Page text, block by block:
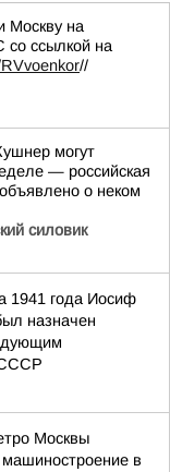
Москву на
ссылкой на
//
могут
— российская
о неком
силовик
1941 года Иосиф
назначен
Москвы
машиностроение в